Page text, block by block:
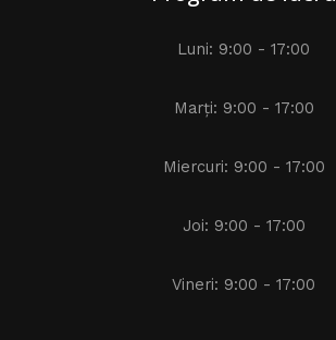
Luni: 9:00 - 17:00
Marți: 9:00 - 17:00
Miercuri: 9:00 - 17:00
Joi: 9:00 - 17:00
Vineri: 9:00 - 17:00